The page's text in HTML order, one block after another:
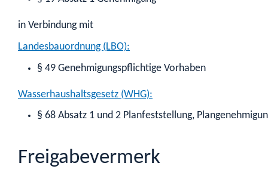
in Verbindung mit
Landesbauordnung (LBO):
§ 49 Genehmigungspflichtige Vorhaben
Wasserhaushaltsgesetz (WHG):
§ 68 Absatz 1 und 2 Planfeststellung,
Freigabevermerk